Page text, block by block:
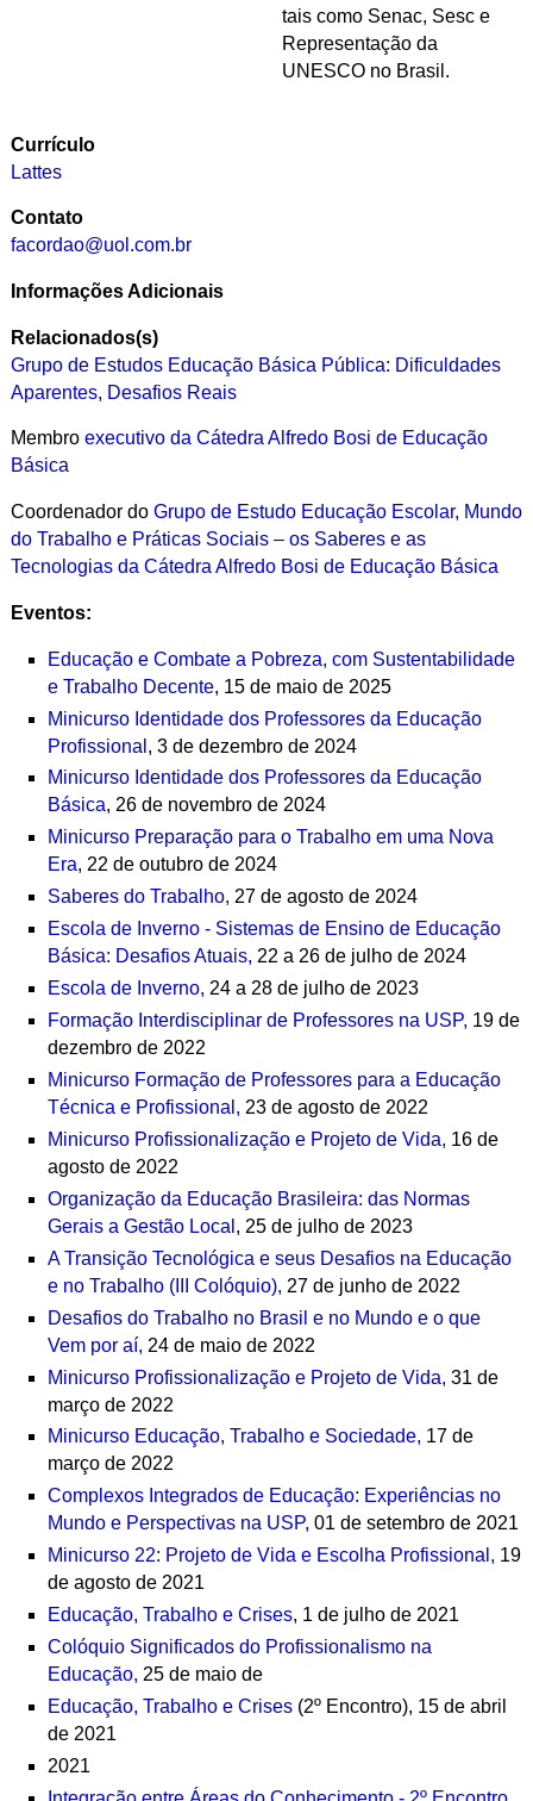
tais como Senac, Sesc e
Representação da
UNESCO no Brasil.
Currículo
Lattes
Contato
facordao@uol.com.br
Informações Adicionais
Relacionados(s)
Grupo de Estudos Educação Básica Pública: Dificuldades
Aparentes, Desafios Reais
Membro executivo da Cátedra Alfredo Bosi de Educação
Básica
Coordenador do Grupo de Estudo Educação Escolar, Mundo
do Trabalho e Práticas Sociais – os Saberes e as
Tecnologias da Cátedra Alfredo Bosi de Educação Básica
Eventos:
Educação e Combate a Pobreza, com Sustentabilidade
e Trabalho Decente, 15 de maio de 2025
Minicurso Identidade dos Professores da Educação
Profissional , 3 de dezembro de 2024
Minicurso Identidade dos Professores da Educação
Básica, 26 de novembro de 2024
Minicurso Preparação para o Trabalho em uma Nova
Era, 22 de outubro de 2024
Saberes do Trabalho, 27 de agosto de 2024
Escola de Inverno - Sistemas de Ensino de Educação
Básica: Desafios Atuais, 22 a 26 de julho de 2024
Escola de Inverno, 24 a 28 de julho de 2023
Formação Interdisciplinar de Professores na USP, 19 de
dezembro de 2022
Minicurso Formação de Professores para a Educação
Técnica e Profissional, 23 de agosto de 2022
Minicurso Profissionalização e Projeto de Vida, 16 de
agosto de 2022
Organização da Educação Brasileira: das Normas
Gerais a Gestão Local , 25 de julho de 2023
A Transição Tecnológica e seus Desafios na Educação
e no Trabalho (III Colóquio), 27 de junho de 2022
Desafios do Trabalho no Brasil e no Mundo e o que
Vem por aí, 24 de maio de 2022
Minicurso Profissionalização e Projeto de Vida, 31 de
março de 2022
Minicurso Educação, Trabalho e Sociedade, 17 de
março de 2022
Complexos Integrados de Educação: Experiências no
Mundo e Perspectivas na USP, 01 de setembro de 2021
Minicurso 22: Projeto de Vida e Escolha Profissional, 19
de agosto de 2021
Educação, Trabalho e Crises, 1 de julho de 2021
Colóquio Significados do Profissionalismo na
Educação, 25 de maio de
Educação, Trabalho e Crises (2º Encontro), 15 de abril
de 2021
2021